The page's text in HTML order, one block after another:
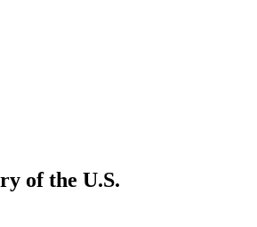
of the U.S.